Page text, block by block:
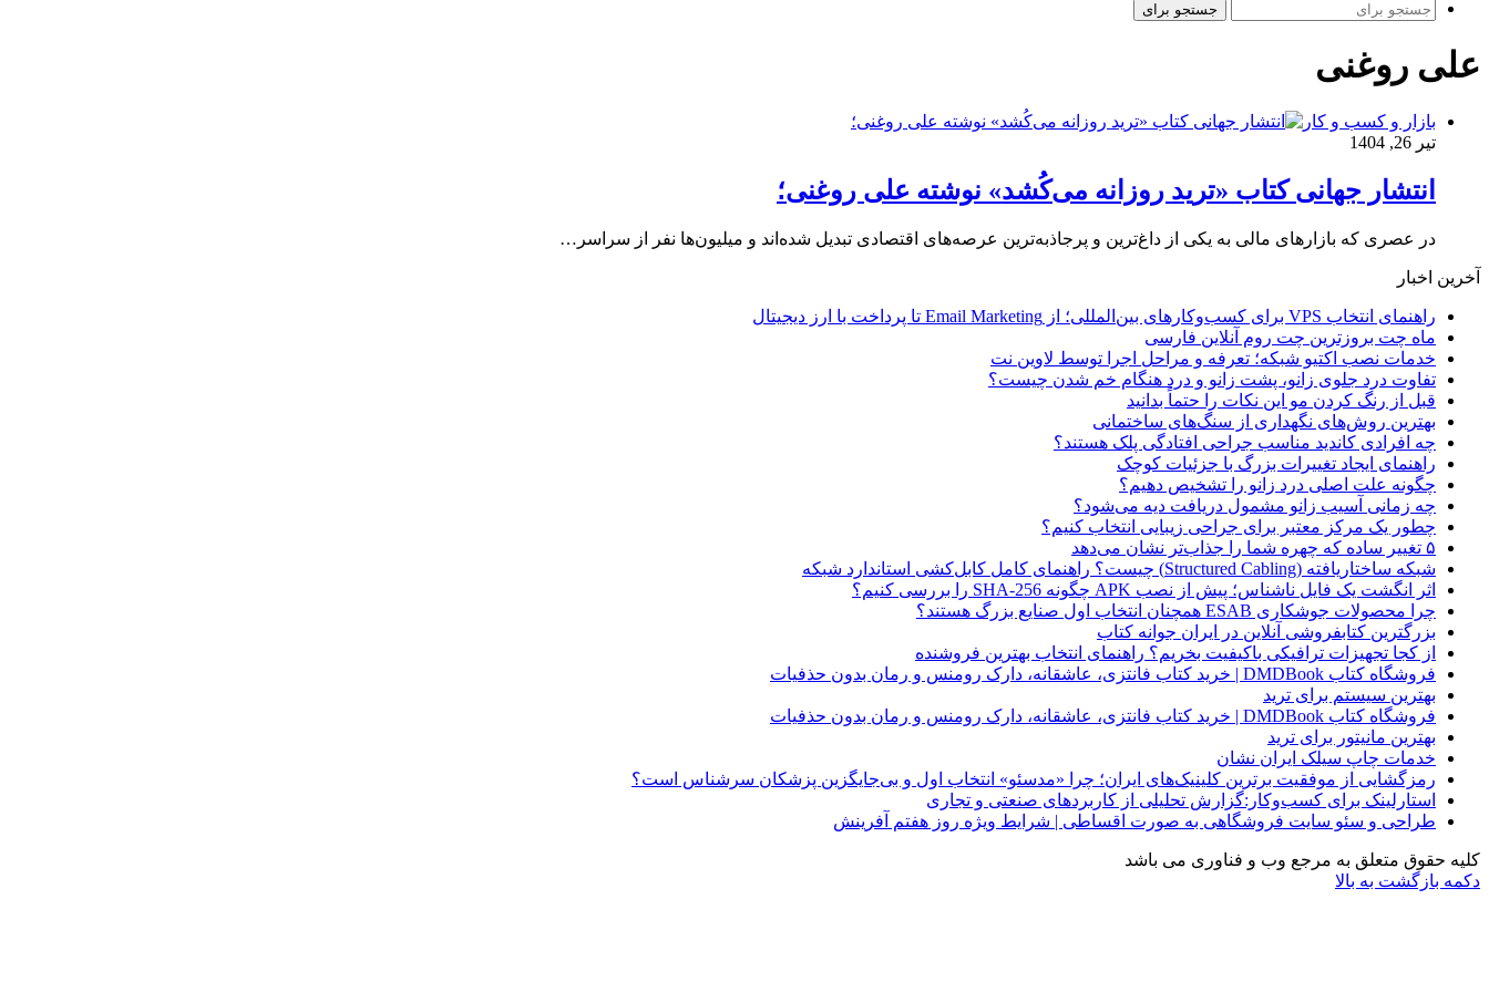
جستجو برای
علی روغنی
بازار و کسب و کار
تیر 26, 1404
انتشار جهانی کتاب «ترید روزانه می‌کُشد» نوشته علی روغنی؛
در عصری که بازارهای مالی به یکی از داغ‌ترین و پرجاذبه‌ترین عرصه‌های اقتصادی تبدیل شده‌اند و میلیون‌ها نفر از سراسر…
آخرین اخبار
راهنمای انتخاب VPS برای کسب‌وکارهای بین‌المللی؛ از Email Marketing تا پرداخت با ارز دیجیتال
ماه چت بروزترین چت روم آنلاین فارسی
خدمات نصب اکتیو شبکه؛ تعرفه و مراحل اجرا توسط لاوین نت
تفاوت درد جلوی زانو، پشت زانو و درد هنگام خم شدن چیست؟
قبل از رنگ کردن مو این نکات را حتماً بدانید
بهترین روش‌های نگهداری از سنگ‌های ساختمانی
چه افرادی کاندید مناسب جراحی افتادگی پلک هستند؟
راهنمای ایجاد تغییرات بزرگ با جزئیات کوچک
چگونه علت اصلی درد زانو را تشخیص دهیم؟
چه زمانی آسیب زانو مشمول دریافت دیه می‌شود؟
چطور یک مرکز معتبر برای جراحی زیبایی انتخاب کنیم؟
۵ تغییر ساده که چهره شما را جذاب‌تر نشان می‌دهد
شبکه ساختاریافته (Structured Cabling) چیست؟ راهنمای کامل کابل‌کشی استاندارد شبکه
اثر انگشت یک فایل ناشناس؛ پیش از نصب APK چگونه SHA-256 را بررسی کنیم؟
چرا محصولات جوشکاری ESAB همچنان انتخاب اول صنایع بزرگ هستند؟
بزرگترین کتابفروشی آنلاین در ایران جوانه کتاب
از کجا تجهیزات ترافیکی باکیفیت بخریم؟ راهنمای انتخاب بهترین فروشنده
فروشگاه کتاب DMDBook | خرید کتاب فانتزی، عاشقانه، دارک رومنس و رمان بدون حذفیات
بهترین سیستم برای ترید
فروشگاه کتاب DMDBook | خرید کتاب فانتزی، عاشقانه، دارک رومنس و رمان بدون حذفیات
بهترین مانیتور برای ترید
خدمات چاپ سیلک ایران نشان
رمزگشایی از موفقیت برترین کلینیک‌های ایران؛ چرا «مدسئو» انتخاب اول و بی‌جایگزین پزشکان سرشناس است؟
استارلینک برای کسب‌وکار:گزارش تحلیلی از کاربردهای صنعتی و تجاری
طراحی و سئو سایت فروشگاهی به صورت اقساطی | شرایط ویژه روز هفتم آفرینش
کلیه حقوق متعلق به مرجع وب و فناوری می باشد
دکمه بازگشت به بالا